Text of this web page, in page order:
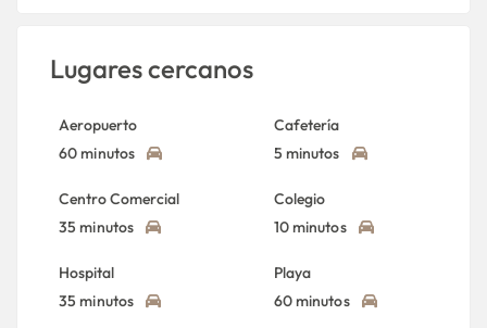
Lugares cercanos
Aeropuerto
60 minutos
Cafetería
5 minutos
Centro Comercial
35 minutos
Colegio
10 minutos
Hospital
35 minutos
Playa
60 minutos